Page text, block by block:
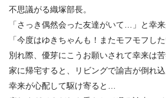
不思議がる織塚部長。
「さっき偶然会った友達がいて…」と幸
「今度はゆきちゃんも！またモフモフした
別れ際、優芽にこうお願いされて幸来は苦
家に帰宅すると、リビングで諭吉が倒れ込
幸来が心配して駆け寄ると…